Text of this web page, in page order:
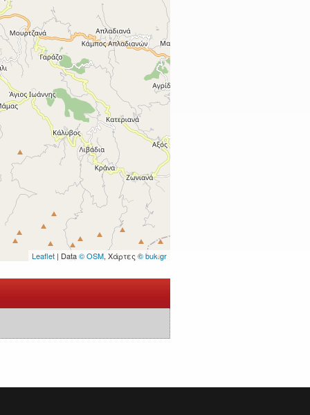
Leaflet | Data© OSM, Χάρτες© buk.gr